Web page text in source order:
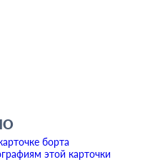
борта
этой карточки